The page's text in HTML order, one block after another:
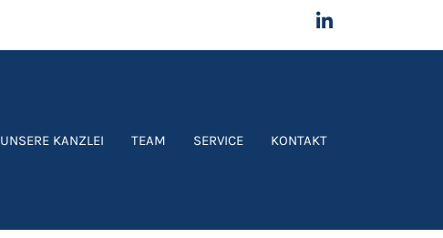
UNSERE KANZLEI TEAM SERVICE KONTAKT